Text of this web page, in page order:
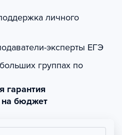
личного
эксперты ЕГЭ
группах по
гарантия
на бюджет